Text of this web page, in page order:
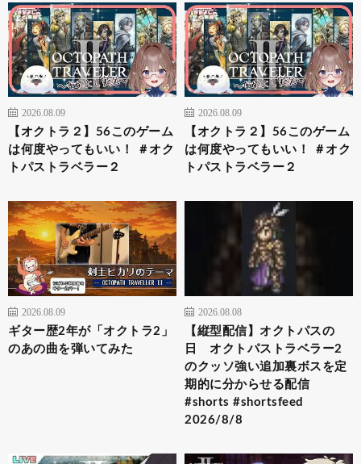
2026.08.09
【オクトラ２】56このゲーム
は何度やってもいい！ ＃オク
トパストラベラー２
2026.08.09
【オクトラ２】56このゲーム
は何度やってもいい！ ＃オク
トパストラベラー２
2026.08.09
ギター歴2年が「オクトラ2」
のあの曲を弾いてみた
2026.08.08
【縦型配信】オクトパスの
日 オクトパストラベラー2
のクッソ強い追加裏ボスを定
期的に分からせる配信
#shorts #shortsfeed
2026/8/8